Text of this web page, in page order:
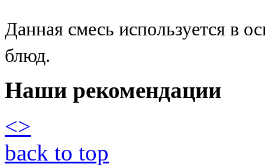
Данная смесь используется в
блюд.
Наши рекомендации
<>
back to top